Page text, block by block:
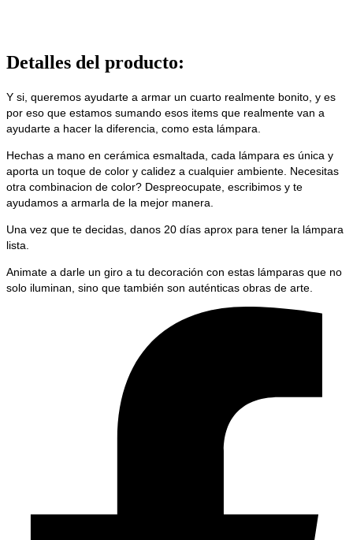
Detalles del producto:
Y si, queremos ayudarte a armar un cuarto realmente bonito, y es
por eso que estamos sumando esos items que realmente van a
ayudarte a hacer la diferencia, como esta lámpara.
Hechas a mano en cerámica esmaltada, cada lámpara es única y
aporta un toque de color y calidez a cualquier ambiente. Necesitas
otra combinacion de color? Despreocupate, escribimos y te
ayudamos a armarla de la mejor manera.
Una vez que te decidas, danos 20 días aprox para tener la lámpara
lista.
Animate a darle un giro a tu decoración con estas lámparas que no
solo iluminan, sino que también son auténticas obras de arte.